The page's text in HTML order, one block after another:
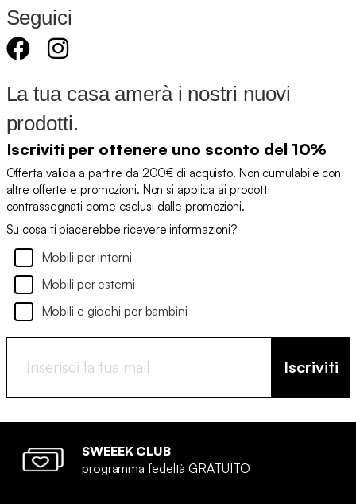
Seguici
La tua casa amerà i nostri nuovi
prodotti.
Iscriviti per ottenere uno sconto del 10%
Offerta valida a partire da 200€ di acquisto. Non cumulabile con
altre offerte e promozioni. Non si applica ai prodotti
contrassegnati come esclusi dalle promozioni.
Su cosa ti piacerebbe ricevere informazioni?
Mobili per interni
Mobili per esterni
Mobili e giochi per bambini
Iscriviti
SWEEEK CLUB
programma fedeltà GRATUITO